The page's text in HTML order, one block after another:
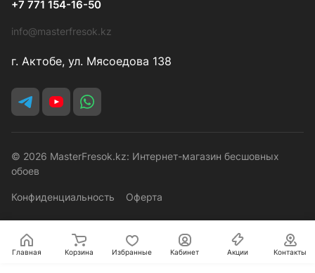
+7 771 154-16-50
info@masterfresok.kz
г. Актобе, ул. Мясоедова 138
© 2026 MasterFresok.kz: Интернет-магазин бесшовных
обоев
Конфиденциальность Оферта
Главная Корзина Избранные Кабинет Акции Контакты